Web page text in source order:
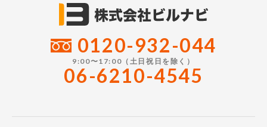
0120-932-044
9:00〜17:00（土日祝日を除く）
06-6210-4545